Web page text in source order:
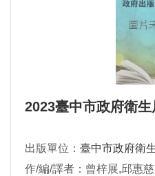
2023臺中市政府衛生
出版單位： 臺中市政府衛
作/編/譯者：曾梓展,邱惠